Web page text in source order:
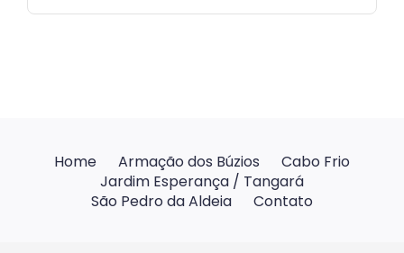
Home Armação dos Búzios
Cabo Frio
Jardim Esperança / Tangará
São Pedro da Aldeia
Contato